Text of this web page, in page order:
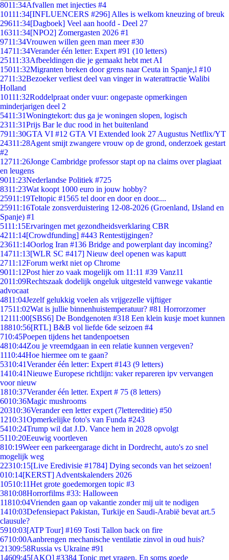
8011:34Afvallen met injecties #4
10111:34[INFLUENCERS #296] Alles is welkom kneuzing of breuk
29611:34[Dagboek] Veel aan hoofd - Deel 27
16311:34[NPO2] Zomergasten 2026 #1
9711:34Vrouwen willen geen man meer #30
14711:34Verander één letter: Expert #91 (10 letters)
25111:33Afbeeldingen die je gemaakt hebt met AI
15011:32Migranten breken door grens naar Ceuta in Spanje,l #10
2711:32Bezoeker verliest deel van vinger in waterattractie Walibi
Holland
10111:32Roddelpraat onder vuur: ongepaste opmerkingen
minderjarigen deel 2
5411:31Woningtekort: dus ga je woningen slopen, logisch
2311:31Prijs Bar le duc rood in het buitenland
7911:30GTA VI #12 GTA VI Extended look 27 Augustus Netflix/YT
24311:28Agent smijt zwangere vrouw op de grond, onderzoek gestart
#2
12711:26Jonge Cambridge professor stapt op na claims over plagiaat
en leugens
9011:23Nederlandse Politiek #725
8311:23Wat koopt 1000 euro in jouw hobby?
25911:19Teltopic #1565 tel door en door en door....
25911:16Totale zonsverduistering 12-08-2026 (Groenland, IJsland en
Spanje) #1
5111:15Ervaringen met gezondheidsverklaring CBR
4211:14[Crowdfunding] #443 Rentestijgingen?
23611:14Oorlog Iran #136 Bridge and powerplant day incoming?
14711:13[WLR SC #417] Nieuw deel openen was kaputt
2711:12Forum werkt niet op Chrome
9011:12Post hier zo vaak mogelijk om 11:11 #39 Vanz11
2011:09Rechtszaak dodelijk ongeluk uitgesteld vanwege vakantie
advocaat
4811:04Jezelf gelukkig voelen als vrijgezelle vijftiger
17511:02Wat is jullie binnenhuistemperatuur? #81 Horrorzomer
12111:00[SBS6] De Bondgenoten #318 Een klein kusje moet kunnen
18810:56[RTL] B&B vol liefde 6de seizoen #4
710:45Poepen tijdens het tandenpoetsen
4810:44Zou je vreemdgaan in een relatie kunnen vergeven?
1110:44Hoe hiermee om te gaan?
5310:41Verander één letter: Expert #143 (9 letters)
1410:41Nieuwe Europese richtlijn: vaker repareren ipv vervangen
voor nieuw
1810:37Verander één letter. Expert # 75 (8 letters)
6010:36Magic mushrooms
20310:36Verander een letter expert (7lettereditie) #50
1210:31Opmerkelijke foto's van Funda #243
5410:24Trump wil dat J.D. Vance hem in 2028 opvolgt
5110:20Eeuwig voortleven
810:19Weer een parkeergarage dicht in Dordrecht, auto's zo snel
mogelijk weg
22310:15[Live Eredivisie #1784] Dying seconds van het seizoen!
010:14[KERST] Adventskalenders 2026
10510:11Het grote goedemorgen topic #3
3810:08Horrorfilms #33: Halloween
11810:04Vrienden gaan op vakantie zonder mij uit te nodigen
1410:03Defensiepact Pakistan, Turkije en Saudi-Arabië bevat art.5
clausule?
5910:03[ATP Tour] #169 Tosti Tallon back on fire
6710:00Aanbrengen mechanische ventilatie zinvol in oud huis?
21309:58Russia vs Ukraine #91
14609:45[AKQ] #3384 Topic met vragen. En soms goede